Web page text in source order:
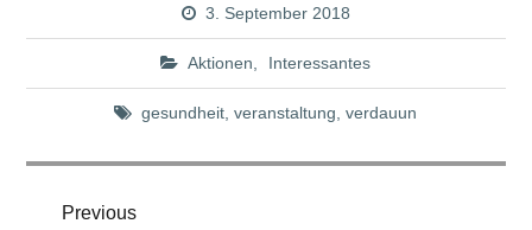
3. September 2018
Aktionen, Interessantes
gesundheit,veranstaltung,verdauun
Previous